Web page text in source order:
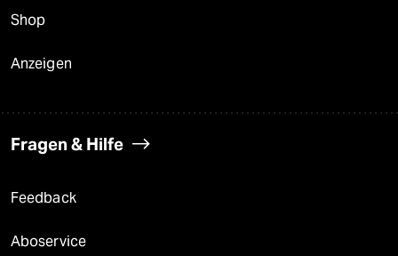
Shop
Anzeigen
Fragen & Hilfe
Feedback
Aboservice